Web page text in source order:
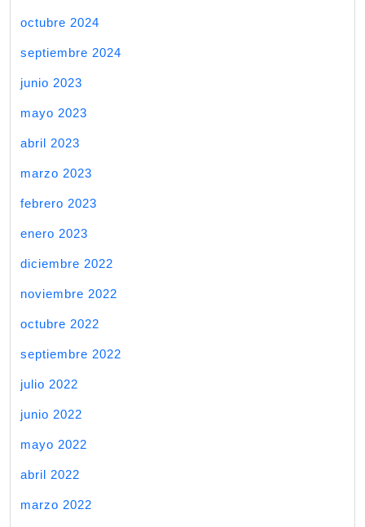
octubre 2024
septiembre 2024
junio 2023
mayo 2023
abril 2023
marzo 2023
febrero 2023
enero 2023
diciembre 2022
noviembre 2022
octubre 2022
septiembre 2022
julio 2022
junio 2022
mayo 2022
abril 2022
marzo 2022